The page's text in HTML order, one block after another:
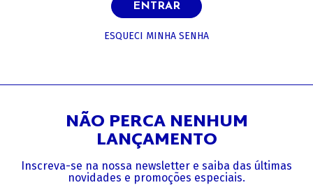
ENTRAR
ESQUECI MINHA SENHA
NÃO PERCA NENHUM
LANÇAMENTO
Inscreva-se na nossa newsletter e saiba das últimas
novidades e promoções especiais.